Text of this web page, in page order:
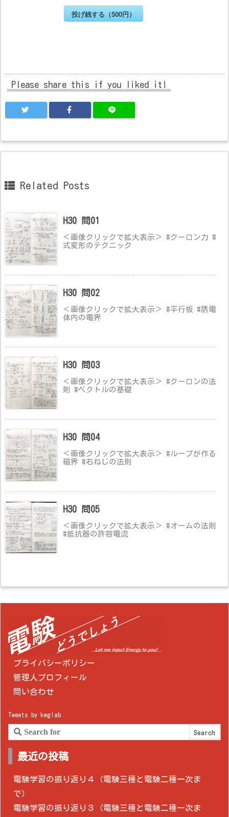
投げ銭する（500円）
Please share this if you liked it!
Related Posts
H30 問01
＜画像クリックで拡大表示＞ #クーロン力 #
式変形のテクニック
H30 問02
＜画像クリックで拡大表示＞ #平行板 #誘電
体内の電界
H30 問03
＜画像クリックで拡大表示＞ #クーロンの法
則 #ベクトルの基礎
H30 問04
＜画像クリックで拡大表示＞ #ループが作る
磁界 #右ねじの法則
H30 問05
＜画像クリックで拡大表示＞ #オームの法則
#抵抗器の許容電流
プライバシーポリシー
管理人プロフィール
問い合わせ
Tweets by kwglab
最近の投稿
電験学習の振り返り４（電験三種と電験二種一次ま
で）
電験学習の振り返り３（電験三種と電験二種一次ま